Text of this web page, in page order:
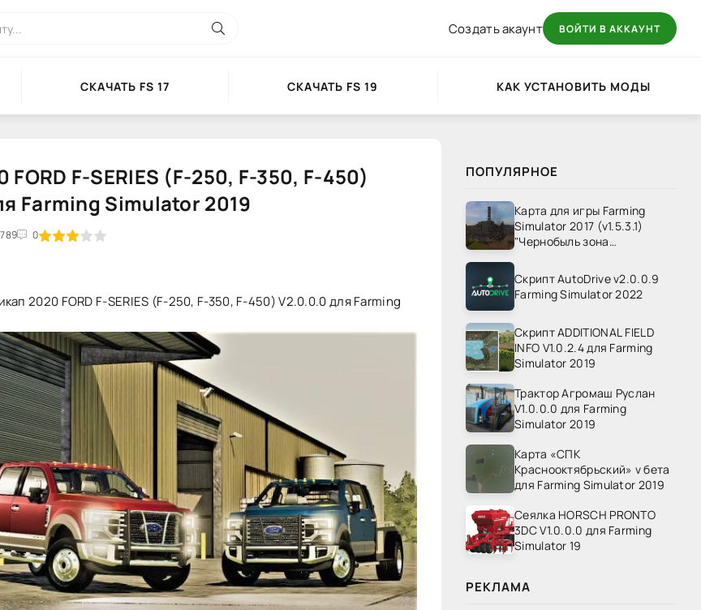
Создать акаунт ВОЙТИ В АККАУНТ
СКАЧАТЬ FS 17 СКАЧАТЬ FS 19 КАК УСТАНОВИТЬ МОДЫ
FORD F-SERIES (F-250, F-350, F-450)
Farming Simulator 2019
0
5
2020 FORD F-SERIES (F-250, F-350, F-450) V2.0.0.0 для Farming
ПОПУЛЯРНОЕ
Карта для игры Farming
Simulator 2017 (v1.5.3.1)
"Чернобыль зона
Скрипт AutoDrive v2.0.0.9
Farming Simulator 2022
Скрипт ADDITIONAL FIELD
INFO V1.0.2.4 для Farming
Simulator 2019
Трактор Агромаш Руслан
V1.0.0.0 для Farming
Simulator 2019
Карта «СПК
Краснооктябрьский» v бета
для Farming Simulator 2019
Сеялка HORSCH PRONTO
3DC V1.0.0.0 для Farming
Simulator 19
РЕКЛАМА